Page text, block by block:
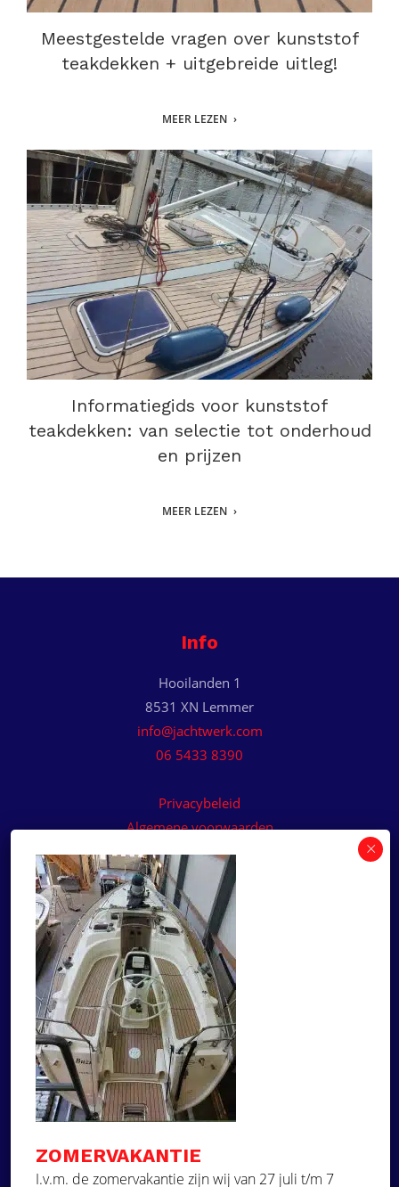
Meestgestelde vragen over kunststof
teakdekken + uitgebreide uitleg!
MEER LEZEN
Informatiegids voor kunststof
teakdekken: van selectie tot onderhoud
en prijzen
MEER LEZEN
Info
Hooilanden 1
8531 XN Lemmer
info@jachtwerk.com
06 5433 8390
Privacybeleid
Algemene voorwaarden
Algemene voorwaarden paneelservice
Offerte aanvragen
Wilt u een prijsvoorstel op maat ontvangen voor
een kunststof teakdek voor uw boot? Vraag een
vrijblijvende offerte aan!
Offerte aanvragen
Ga naar
Over ons
Projecten
ZOMERVAKANTIE
I.v.m. de zomervakantie zijn wij van 27 juli t/m 7
Deze website maakt
gebruik van cookies.
Deze website gebruikt cookies om uw
gebruikerservaring te verbeteren. Door
onze website te gebruiken, stemt u in met
alle cookies in overeenstemming met ons
STRIKT NOODZAKELIJK